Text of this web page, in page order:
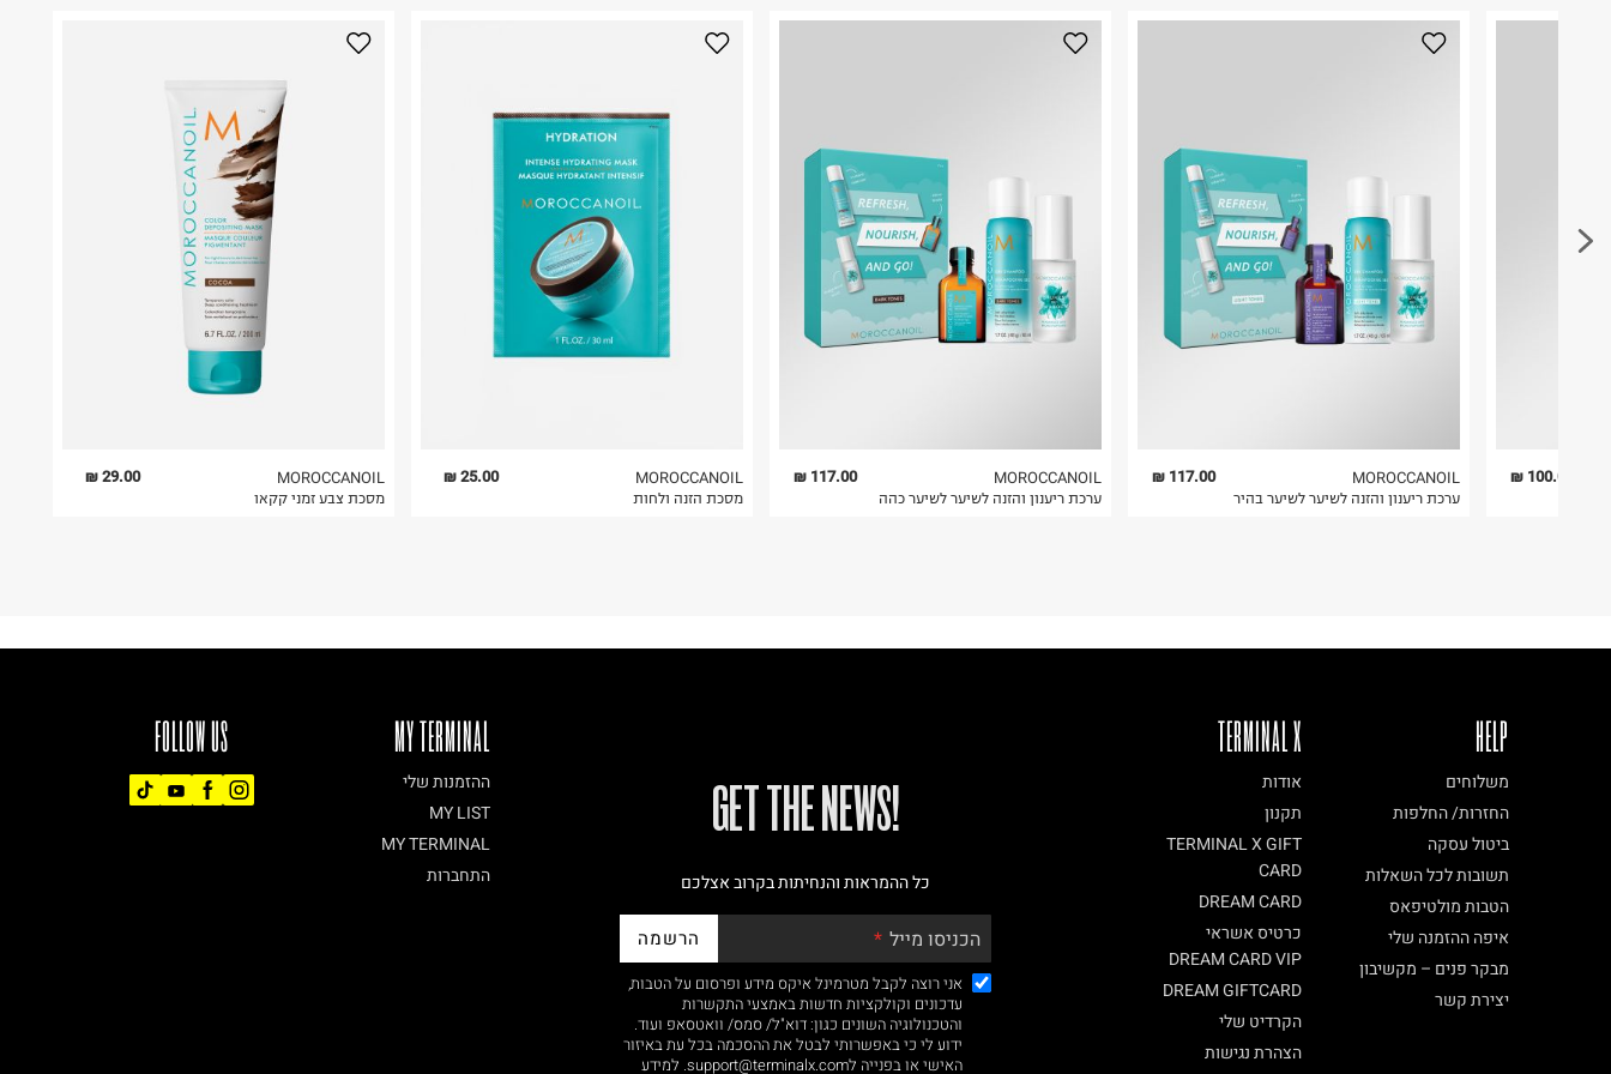
29.00 ₪
MOROCCANOIL
מסכת צבע זמני קקאו
25.00 ₪
MOROCCANOIL
מסכת הזנה ולחות
117.00 ₪
MOROCCANOIL
ערכת ריענון והזנה לשיער לשיער כהה
117.00 ₪
MOROCCANOIL
ערכת ריענון והזנה לשיער לשיער בהיר
100.00 ₪
FOLLOW US MY TERMINAL
ההזמנות שלי
MY LIST
MY TERMINAL
התחברות
!GET THE NEWS
כל ההמראות והנחיתות בקרוב אצלכם
הכניסו מייל הרשמה
אני רוצה לקבל מטרמינל איקס מידע ופרסום על הטבות,
עדכונים וקולקציות חדשות באמצעי התקשרות
והטכנולוגיה השונים כגון: דוא"ל/ סמס/ וואטסאפ ועוד.
ידוע לי כי באפשרותי לבטל את ההסכמה בכל עת באיזור
האישי או בפנייה לsupport@terminalx.com. למידע
TERMINAL X
אודות
תקנון
TERMINAL X GIFT
CARD
DREAM CARD
כרטיס אשראי
DREAM CARD VIP
DREAM GIFTCARD
הקרדיט שלי
הצהרת נגישות
HELP
משלוחים
החזרות/ החלפות
ביטול עסקה
תשובות לכל השאלות
הטבות מולטיפאס
איפה ההזמנה שלי
מבקר פנים – מקשיבון
יצירת קשר